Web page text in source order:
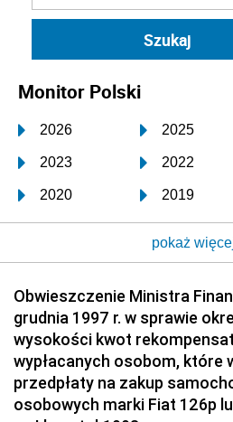
Monitor Polski
2026 2025
2023 2022
2020 2019
2017 2016
2014 2013
2011 2010
2008 2007
2005 2004
2002 2001
pokaż
Obwieszczenie Ministra
grudnia 1997 r. w sprawie
wysokości kwot rekompensat
wypłacanych osobom, które
przedpłaty na zakup
osobowych marki Fiat 126p